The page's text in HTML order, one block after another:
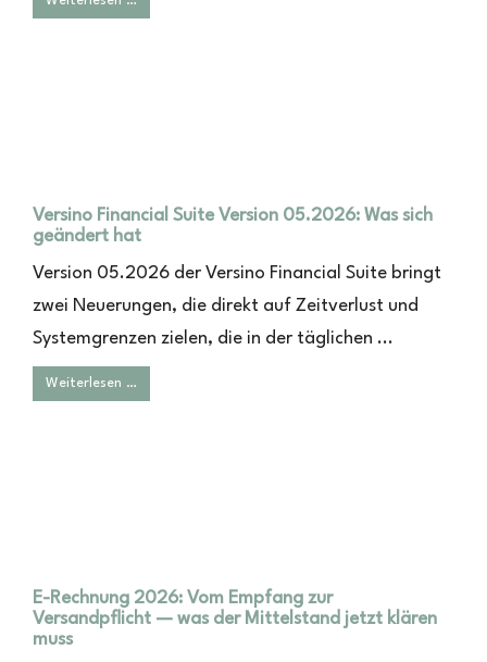
Versino Financial Suite Version 05.2026: Was sich
geändert hat
Version 05.2026 der Versino Financial Suite bringt
zwei Neuerungen, die direkt auf Zeitverlust und
Systemgrenzen zielen, die in der täglichen ...
Weiterlesen …
E-Rechnung 2026: Vom Empfang zur
Versandpflicht — was der Mittelstand jetzt klären
muss